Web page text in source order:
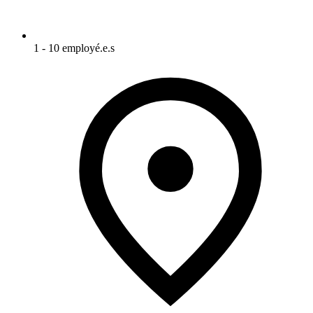
1 - 10 employé.e.s